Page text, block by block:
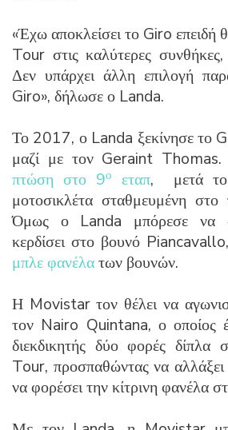
«Έχω αποκλείσει το Giro
Tour στις καλύτερες
Δεν υπάρχει άλλη επιλογή
Giro», δήλωσε ο Landa.
Το 2017, ο Landa ξεκίνησε το
μαζί με τον Geraint Thomas.
πτώση στο 9ο εταπ, μετά το
μοτοσικλέτα σταθμευμένη
Όμως ο Landa μπόρεσε να
κερδίσει στο βουνό
μπλε φανέλατων βουνών.
Η Movistar τον θέλει να
τον Nairo Quintana, ο οποίος
διεκδικητής δύο φορές
Tour, προσπαθώντας να αλλάξει
να φορέσει την κίτρινη φανέλα